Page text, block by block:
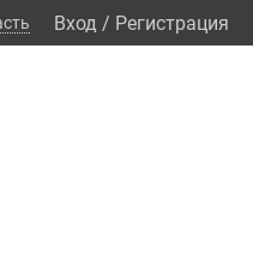
Вход / Регистрация